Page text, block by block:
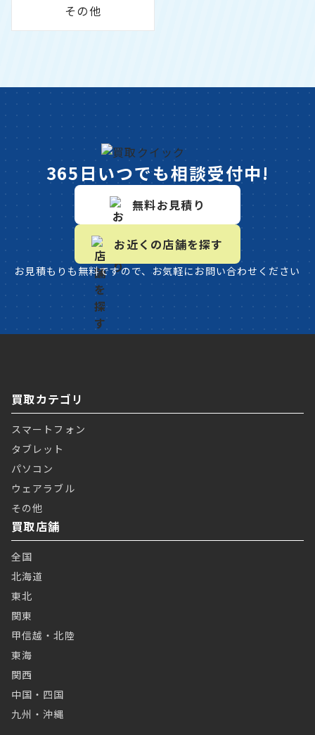
その他
365日いつでも相談受付中!
無料お見積り
お近くの店舗を探す
お見積もりも無料ですので、お気軽にお問い合わせください
買取カテゴリ
スマートフォン
タブレット
パソコン
ウェアラブル
その他
買取店舗
全国
北海道
東北
関東
甲信越・北陸
東海
関西
中国・四国
九州・沖縄